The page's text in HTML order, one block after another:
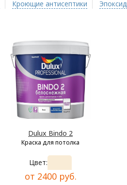
Кроющие антисептики
Dulux Bindo 2
Краска для потолка
Цвет:
от 2400 руб.